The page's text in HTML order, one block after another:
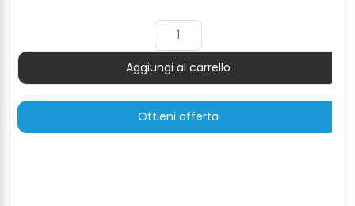
Quantità
Aggiungi al carrello
Ottieni offerta